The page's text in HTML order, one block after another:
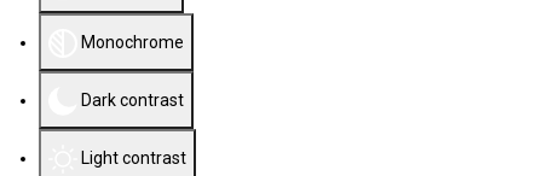
Monochrome
Dark contrast
Light contrast